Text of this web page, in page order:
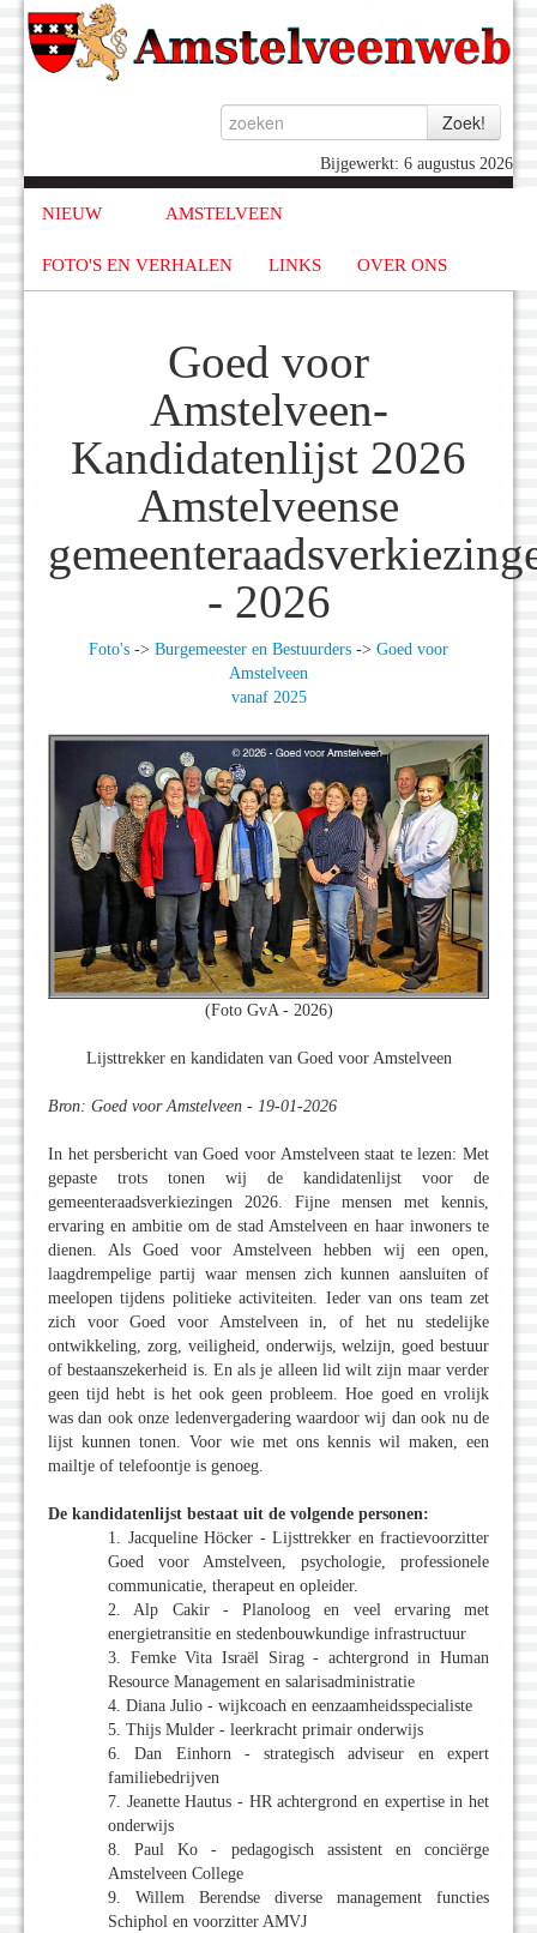
Bijgewerkt: 6 augustus 2026
NIEUW AMSTELVEEN
FOTO'S EN VERHALEN LINKS OVER ONS
Goed voor
Amstelveen-
Kandidatenlijst 2026
Amstelveense
- 2026
Foto's -> Burgemeester en Bestuurders -> Goed voor
Amstelveen
vanaf 2025
(Foto GvA - 2026)
Lijsttrekker en kandidaten van Goed voor Amstelveen
Bron: Goed voor Amstelveen - 19-01-2026
In het persbericht van Goed voor Amstelveen staat te lezen: Met
gepaste trots tonen wij de kandidatenlijst voor de
gemeenteraadsverkiezingen 2026. Fijne mensen met kennis,
ervaring en ambitie om de stad Amstelveen en haar inwoners te
dienen. Als Goed voor Amstelveen hebben wij een open,
laagdrempelige partij waar mensen zich kunnen aansluiten of
meelopen tijdens politieke activiteiten. Ieder van ons team zet
zich voor Goed voor Amstelveen in, of het nu stedelijke
ontwikkeling, zorg, veiligheid, onderwijs, welzijn, goed bestuur
of bestaanszekerheid is. En als je alleen lid wilt zijn maar verder
geen tijd hebt is het ook geen probleem. Hoe goed en vrolijk
was dan ook onze ledenvergadering waardoor wij dan ook nu de
lijst kunnen tonen. Voor wie met ons kennis wil maken, een
mailtje of telefoontje is genoeg.
De kandidatenlijst bestaat uit de volgende personen:
1. Jacqueline Höcker - Lijsttrekker en fractievoorzitter
Goed voor Amstelveen, psychologie, professionele
communicatie, therapeut en opleider.
2. Alp Cakir - Planoloog en veel ervaring met
energietransitie en stedenbouwkundige infrastructuur
3. Femke Vita Israël Sirag - achtergrond in Human
Resource Management en salarisadministratie
4. Diana Julio - wijkcoach en eenzaamheidsspecialiste
5. Thijs Mulder - leerkracht primair onderwijs
6. Dan Einhorn - strategisch adviseur en expert
familiebedrijven
7. Jeanette Hautus - HR achtergrond en expertise in het
onderwijs
8. Paul Ko - pedagogisch assistent en conciërge
Amstelveen College
9. Willem Berendse diverse management functies
Schiphol en voorzitter AMVJ